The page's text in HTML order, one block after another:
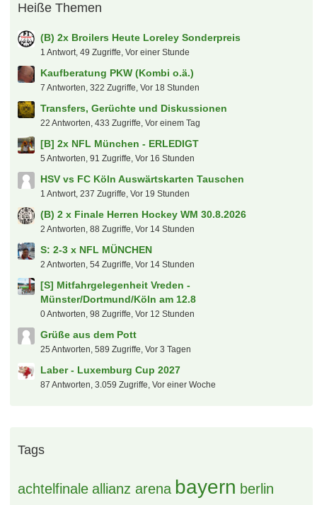
Heiße Themen
(B) 2x Broilers Heute Loreley Sonderpreis
1 Antwort, 49 Zugriffe, Vor einer Stunde
Kaufberatung PKW (Kombi o.ä.)
7 Antworten, 322 Zugriffe, Vor 18 Stunden
Transfers, Gerüchte und Diskussionen
22 Antworten, 433 Zugriffe, Vor einem Tag
[B] 2x NFL München - ERLEDIGT
5 Antworten, 91 Zugriffe, Vor 16 Stunden
HSV vs FC Köln Auswärtskarten Tauschen
1 Antwort, 237 Zugriffe, Vor 19 Stunden
(B) 2 x Finale Herren Hockey WM 30.8.2026
2 Antworten, 88 Zugriffe, Vor 14 Stunden
S: 2-3 x NFL MÜNCHEN
2 Antworten, 54 Zugriffe, Vor 14 Stunden
[S] Mitfahrgelegenheit Vreden -
Münster/Dortmund/Köln am 12.8
0 Antworten, 98 Zugriffe, Vor 12 Stunden
Grüße aus dem Pott
25 Antworten, 589 Zugriffe, Vor 3 Tagen
Laber - Luxemburg Cup 2027
87 Antworten, 3.059 Zugriffe, Vor einer Woche
Tags
achtelfinale allianz arena bayern berlin